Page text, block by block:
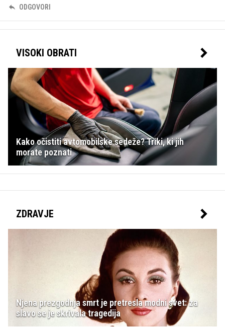
ODGOVORI
VISOKI OBRATI
Kako očistiti avtomobilske sedeže? Triki, ki jih
morate poznati
ZDRAVJE
Njena prezgodnja smrt je pretresla modni svet: za
slavo se je skrivala tragedija